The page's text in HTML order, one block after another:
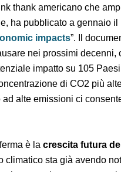
thank americano
globale, ha
socioeconomic impacts
il clima potrà causare
e valutandone il
scenari da
pathway), “perché lo
di ulteriore
è lacrescita
climatico sta già